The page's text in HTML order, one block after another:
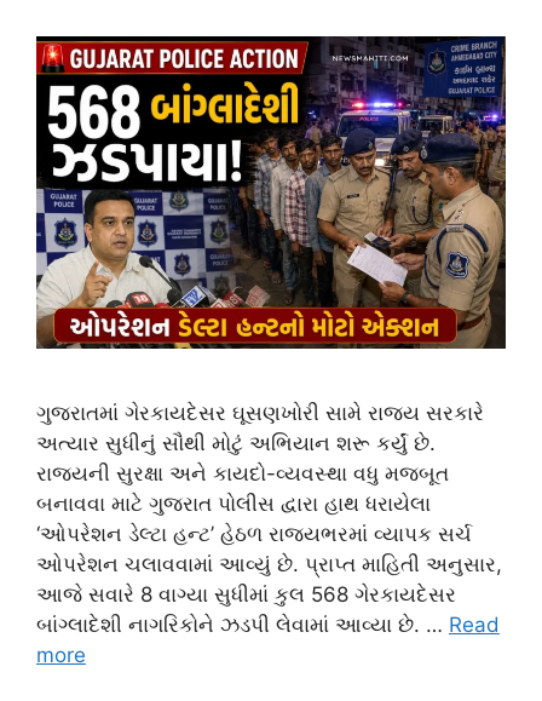
ગુજરાતમાં ગેરકાયદેસર ઘૂસણખોરી સામે રાજ્ય સરકારે
અત્યાર સુધીનું સૌથી મોટું અભિયાન શરૂ કર્યું છે.
રાજ્યની સુરક્ષા અને કાયદો-વ્યવસ્થા વધુ મજબૂત
બનાવવા માટે ગુજરાત પોલીસ દ્વારા હાથ ધરાયેલા
‘ઓપરેશન ડેલ્ટા હન્ટ’ હેઠળ રાજ્યભરમાં વ્યાપક સર્ચ
ઓપરેશન ચલાવવામાં આવ્યું છે. પ્રાપ્ત માહિતી અનુસાર,
આજે સવારે 8 વાગ્યા સુધીમાં કુલ 568 ગેરકાયદેસર
બાંગ્લાદેશી નાગરિકોને ઝડપી લેવામાં આવ્યા છે. … Read
more